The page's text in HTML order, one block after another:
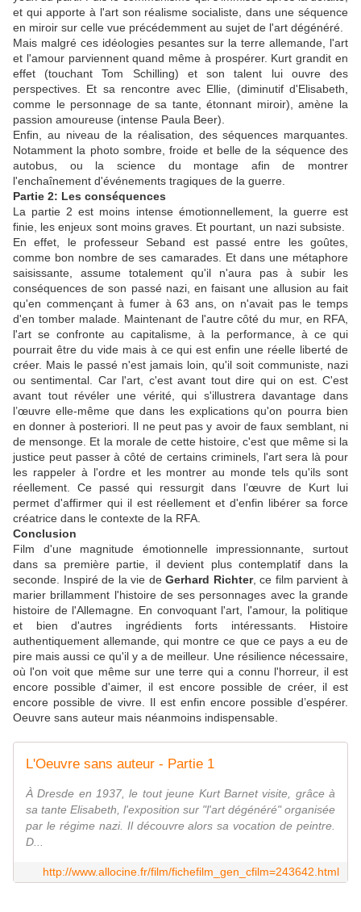
et qui apporte à l'art son réalisme socialiste, dans une séquence
en miroir sur celle vue précédemment au sujet de l'art dégénéré.
Mais malgré ces idéologies pesantes sur la terre allemande, l'art
et l'amour parviennent quand même à prospérer. Kurt grandit en
effet (touchant Tom Schilling) et son talent lui ouvre des
perspectives. Et sa rencontre avec Ellie, (diminutif d'Elisabeth,
comme le personnage de sa tante, étonnant miroir), amène la
passion amoureuse (intense Paula Beer).
Enfin, au niveau de la réalisation, des séquences marquantes.
Notamment la photo sombre, froide et belle de la séquence des
autobus, ou la science du montage afin de montrer
l'enchaînement d'événements tragiques de la guerre.
Partie 2: Les conséquences
La partie 2 est moins intense émotionnellement, la guerre est
finie, les enjeux sont moins graves. Et pourtant, un nazi subsiste.
En effet, le professeur Seband est passé entre les goûtes,
comme bon nombre de ses camarades. Et dans une métaphore
saisissante, assume totalement qu'il n'aura pas à subir les
conséquences de son passé nazi, en faisant une allusion au fait
qu'en commençant à fumer à 63 ans, on n'avait pas le temps
d'en tomber malade. Maintenant de l'autre côté du mur, en RFA,
l'art se confronte au capitalisme, à la performance, à ce qui
pourrait être du vide mais à ce qui est enfin une réelle liberté de
créer. Mais le passé n'est jamais loin, qu'il soit communiste, nazi
ou sentimental. Car l'art, c'est avant tout dire qui on est. C'est
avant tout révéler une vérité, qui s'illustrera davantage dans
l’œuvre elle-même que dans les explications qu'on pourra bien
en donner à posteriori. Il ne peut pas y avoir de faux semblant, ni
de mensonge. Et la morale de cette histoire, c'est que même si la
justice peut passer à côté de certains criminels, l'art sera là pour
les rappeler à l'ordre et les montrer au monde tels qu'ils sont
réellement. Ce passé qui ressurgit dans l’œuvre de Kurt lui
permet d'affirmer qui il est réellement et d'enfin libérer sa force
créatrice dans le contexte de la RFA.
Conclusion
Film d'une magnitude émotionnelle impressionnante, surtout
dans sa première partie, il devient plus contemplatif dans la
seconde. Inspiré de la vie deGerhard Richter, ce film parvient à
marier brillamment l'histoire de ses personnages avec la grande
histoire de l'Allemagne. En convoquant l'art, l'amour, la politique
et bien d'autres ingrédients forts intéressants. Histoire
authentiquement allemande, qui montre ce que ce pays a eu de
pire mais aussi ce qu'il y a de meilleur. Une résilience nécessaire,
où l'on voit que même sur une terre qui a connu l'horreur, il est
encore possible d'aimer, il est encore possible de créer, il est
encore possible de vivre. Il est enfin encore possible d’espérer.
Oeuvre sans auteur mais néanmoins indispensable.
L'Oeuvre sans auteur - Partie 1
À Dresde en 1937, le tout jeune Kurt Barnet visite, grâce à
sa tante Elisabeth, l'exposition sur "l'art dégénéré" organisée
par le régime nazi. Il découvre alors sa vocation de peintre.
D...
http://www.allocine.fr/film/fichefilm_gen_cfilm=243642.html